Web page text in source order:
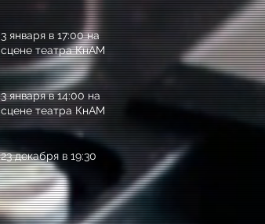
3 января в 17:00 на
сцене театра КнАМ
3 января в 14:00 на
сцене театра КнАМ
23 декабря в 19:30